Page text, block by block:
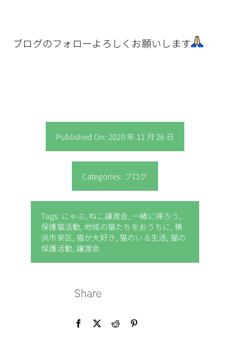
ブログのフォローよろしくお願いします
Published On: 2020 年 11 月 26 日
Categories: ブログ
Tags: にゃぶ, ねこ譲渡会, 一緒に帰ろう,
保護猫活動,地域の猫たちをおうちに, 横
浜市泉区, 猫が大好き, 猫のいる生活, 猫の
保護活動, 譲渡会
Share